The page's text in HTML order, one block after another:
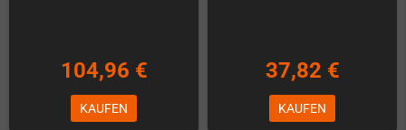
104,96 €
KAUFEN
37,82 €
KAUFEN